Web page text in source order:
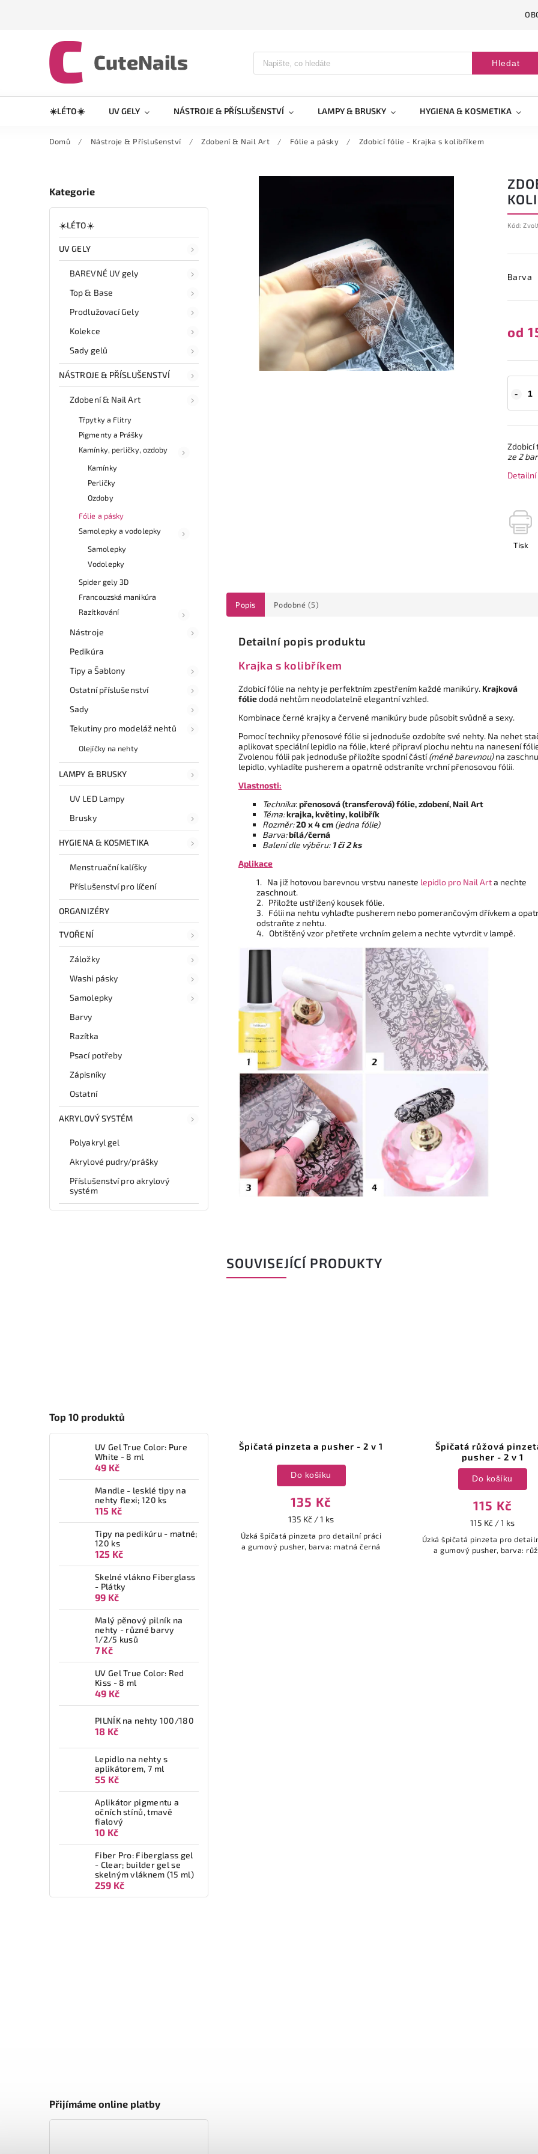
Hledat
☀️LÉTO☀️ UV GELY NÁSTROJE & PŘÍSLUŠENSTVÍ LAMPY & BRUSKY HYGIENA & KOSMETIKA
Domů / Nástroje & Příslušenství / Zdobení & Nail Art / Fólie a pásky / Zdobicí fólie - Krajka s kolibříkem
Kategorie
☀️LÉTO☀️
UV GELY
BAREVNÉ UV gely
Top & Base
Prodlužovací Gely
Kolekce
Sady gelů
NÁSTROJE & PŘÍSLUŠENSTVÍ
Zdobení & Nail Art
Třpytky a Flitry
Pigmenty a Prášky
Kamínky, perličky, ozdoby
Kamínky
Perličky
Ozdoby
Fólie a pásky
Samolepky a vodolepky
Samolepky
Vodolepky
Spider gely 3D
Francouzská manikúra
Razítkování
Nástroje
Pedikúra
Tipy a Šablony
Ostatní příslušenství
Sady
Tekutiny pro modeláž nehtů
Olejíčky na nehty
LAMPY & BRUSKY
UV LED Lampy
Brusky
HYGIENA & KOSMETIKA
Menstruační kalíšky
Příslušenství pro líčení
ORGANIZÉRY
TVOŘENÍ
Záložky
Washi pásky
Samolepky
Barvy
Razítka
Psací potřeby
Zápisníky
Ostatní
AKRYLOVÝ SYSTÉM
Polyakryl gel
Akrylové pudry/prášky
Příslušenství pro akrylový
systém
Top 10 produktů
UV Gel True Color: Pure
White - 8 ml
49 Kč
Mandle - lesklé tipy na
nehty flexi; 120 ks
115 Kč
Tipy na pedikúru - matné;
120 ks
125 Kč
Skelné vlákno Fiberglass
- Plátky
99 Kč
Malý pěnový pilník na
nehty - různé barvy
1/2/5 kusů
7 Kč
UV Gel True Color: Red
Kiss - 8 ml
49 Kč
PILNÍK na nehty 100/180
18 Kč
Lepidlo na nehty s
aplikátorem, 7 ml
55 Kč
Aplikátor pigmentu a
očních stínů, tmavě
fialový
10 Kč
Fiber Pro: Fiberglass gel
- Clear; builder gel se
skelným vláknem (15 ml)
259 Kč
Přijímáme online platby
Kód:
Barva
od
Zdobicí
ze 2
Tisk
Popis Podobné (5)
Detailní popis produktu
Krajka s kolibříkem
Zdobicí fólie na nehty je perfektním zpestřením každé manikúry. Krajková
fóliedodá nehtům neodolatelně elegantní vzhled.
Kombinace černé krajky a červené manikúry bude působit svůdně a sexy.
Pomocí techniky přenosové fólie si jednoduše ozdobíte své nehty. Na nehet
aplikovat speciální lepidlo na fólie, které připraví plochu nehtu na nanesení
Zvolenou fólii pak jednoduše přiložíte spodní částí(méně barevnou)na
lepidlo, vyhladíte pusherem a opatrně odstraníte vrchní přenosovou fólii.
Vlastnosti:
Technika:přenosová (transferová) fólie, zdobení, Nail Art
Téma:krajka, květiny, kolibřík
Rozměr:20 x 4 cm (jedna fólie)
Barva:bílá/černá
Balení dle výběru: 1 či 2 ks
Aplikace
1. Na již hotovou barevnou vrstvu naneste lepidlo pro Nail Arta nechte
zaschnout.
2. Přiložte ustřižený kousek fólie.
3. Fólii na nehtu vyhlaďte pusherem nebo pomerančovým dřívkem a
odstraňte z nehtu.
4. Obtištěný vzor přetřete vrchním gelem a nechte vytvrdit v lampě.
SOUVISEJÍCÍ PRODUKTY
Špičatá pinzeta a pusher - 2 v 1
135 Kč
135 Kč / 1 ks
Do košíku
Úzká špičatá pinzeta pro detailní práci
a gumový pusher, barva: matná černá
Špičatá růžová
pusher - 2 v 1
115 Kč
115 Kč / 1 ks
Do košíku
Úzká špičatá pinzeta pro
a gumový pusher, barva: